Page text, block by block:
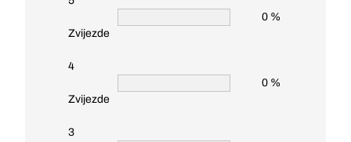
Zvijezde
0 %
4
Zvijezde
0 %
3